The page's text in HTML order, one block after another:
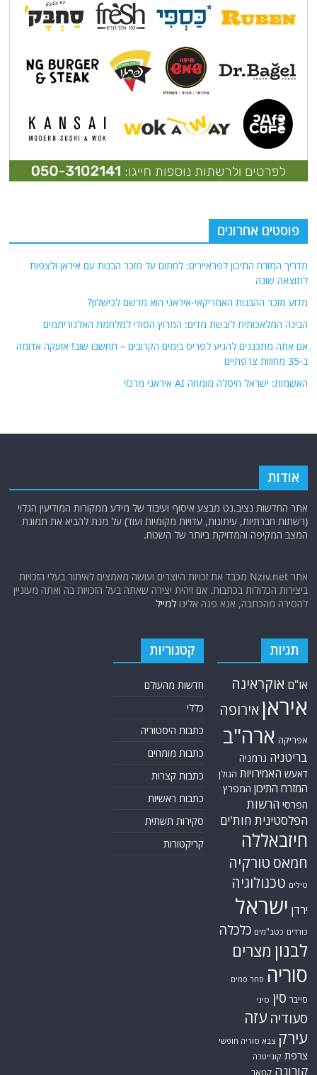
פוסטים אחרונים
מדריך המזרח התיכון לפראיירים: לחתום על מזכר הבנות עם איראן ולצפות
לתוצאה שונה
מדוע מזכר ההבנות האמריקאי-איראני הוא מרשם לכישלון?
הבינה המלאכותית לובשת מדים: המרוץ הסודי למלחמת האלגוריתמים
אם אתה מתכננים להגיע לפריס בימים הקרובים – תחשבו שוב! אזעקה אדומה
ב-35 מחוזות צרפתיים
האשמות: ישראל חיסלה מומחה AI איראני מרכזי
אודות
אתר החדשות נציב.נט מבצע איסוף ועיבוד של מידע ממקורות המודיעין הגלוי
(רשתות חברתיות, עיתונות, עדויות מקומיות ועוד) על מנת להביא את תמונת
המצב המקיפה והמדויקת ביותר של השטח.
אתר Nziv.net מכבד את זכויות היוצרים ועושה מאמצים לאיתור בעלי הזכויות
ביצירות הכלולות בכתבות. אם זיהית יצירה שאתה בעל הזכויות בה ואתה מעוניין
להסירה מהכתבה, אנא פנה אלינולמייל
תגיות
או"ם אוקראינה
איראן אירופה
אפריקה ארה"ב
בריטניה גרמניה
דאעש האמירויות הגולן
המזרח התיכון המפרץ
הפרסי הרשות
הפלסטינית חות'ים
חיזבאללה
חמאס טורקיה
טילים טכנולוגיה
ירדן ישראל
כורדים כטב"מים כלכלה
לבנון מצרים
סוריה סחר סמים
סייבר סין סיני
סעודיה עזה
עירק צבא סוריה חופשי
צרפת קונייטרה
קורונה קטאר
קטגוריות
חדשות מהעולם
כללי
כתבות היסטוריה
כתבות מומחים
כתבות קצרות
כתבות ראשיות
סקירות תשתית
קריקטורות